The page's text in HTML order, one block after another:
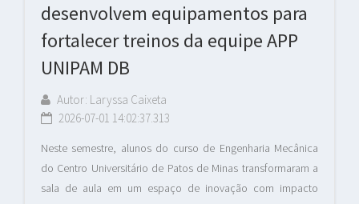
desenvolvem equipamentos para
fortalecer treinos da equipe APP
UNIPAM DB
Autor: Laryssa Caixeta
2026-07-01 14:02:37.313
Neste semestre, alunos do curso de Engenharia Mecânica
do Centro Universitário de Patos de Minas transformaram a
sala de aula em um espaço de inovação com impacto